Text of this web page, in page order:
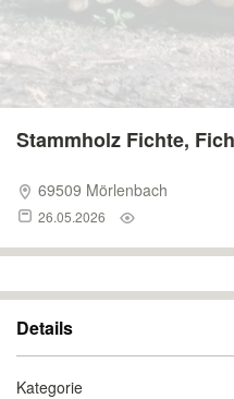
Stammholz Fichte,
69509 Mörlenbach
26.05.2026
Details
Kategorie